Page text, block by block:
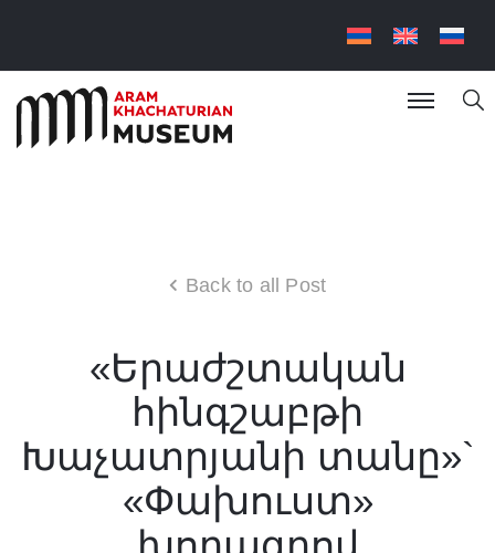
Back to all Post
«Երաժշտական
հինգշաբթի
Խաչատրյանի տանը»`
«Փախուստ»